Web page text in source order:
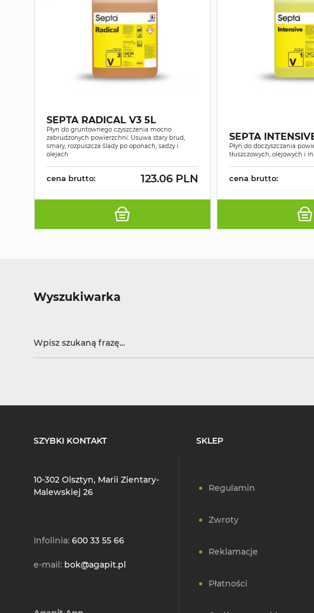
SEPTA RADICAL V3 5L
Płyn do gruntownego czyszczenia mocno
zabrudzonych powierzchni. Usuwa stary brud,
smary, rozpuszcza ślady po oponach, sadzy i
olejach
cena brutto: 123.06 PLN
SEPTA
Płyn do doczyszczania
tłuszczowych, olejowych i
cena brutto:
Wyszukiwarka
SZYBKI KONTAKT
10-302 Olsztyn, Marii Zientary-
Malewskiej 26
Infolinia: 600 33 55 66
e-mail: bok@agapit.pl
SKLEP
Regulamin
Zwroty
Reklamacje
Płatności